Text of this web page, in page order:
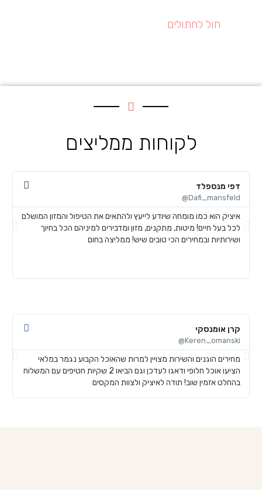
חול לחתולים
לקוחות ממליצים
דפי מנספלד
Dafi_mansfeld@
איציק הוא כמו מומחה שיודע לייעץ ולהתאים את הטיפול והמזון המושלם
לכל בעל חיים! מיטות, מתקנים, מזון ומדבירים למיניהם הכל בחיוך
ושירותיות ובמחירים הכי טובים שיש! ממליצה בחום
קרן אומנסקי
Keren_omanski@
מחירים הוגנים והשירות מצויין למרות שהאוכל הקבוע נגמר במלאי
הציעו אוכל חלופי ודאגו לעדכן וגם הביאו 2 שקיות חטיפים עם המשלוח
בהחלט אזמין שוב! תודה לאיציק ולצוות המקסים